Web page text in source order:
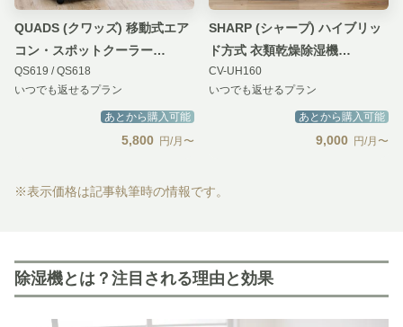
QUADS (クワッズ) 移動式エア
コン・スポットクーラー
airmove (エアムーブ）【排熱
対応モデル】
QS619 / QS618
いつでも返せるプラン
あとから購入可能
5,800 円/月〜
SHARP (シャープ) ハイブリッ
ド方式 衣類乾燥除湿機
HYBRID 365
CV-UH160
いつでも返せるプラン
あとから購入可能
9,000 円/月〜
※表示価格は記事執筆時の情報です。
除湿機とは？注目される理由と効果